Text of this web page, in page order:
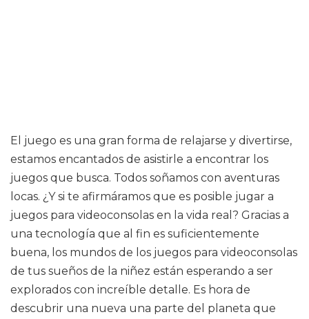
El juego es una gran forma de relajarse y divertirse,
estamos encantados de asistirle a encontrar los
juegos que busca. Todos soñamos con aventuras
locas. ¿Y si te afirmáramos que es posible jugar a
juegos para videoconsolas en la vida real? Gracias a
una tecnología que al fin es suficientemente
buena, los mundos de los juegos para videoconsolas
de tus sueños de la niñez están esperando a ser
explorados con increíble detalle. Es hora de
descubrir una nueva una parte del planeta que